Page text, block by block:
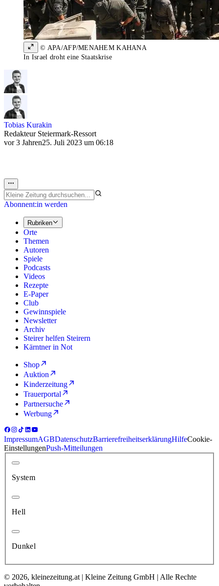
© APA/AFP/MENAHEM KAHANA
In Israel droht eine Staatskrise
Tobias Kurakin
Redakteur Steiermark-Ressort
vor 3 Jahren25. Juli 2023 um 06:18
Abonnent:in werden
Rubriken
Orte
Themen
Autoren
Spiele
Podcasts
Videos
Rezepte
E-Paper
Club
Gewinnspiele
Newsletter
Archiv
Steirer helfen Steirern
Kärntner in Not
Shop
Auktion
Kinderzeitung
Trauerportal
Partnersuche
Werbung
ImpressumAGBDatenschutzBarrierefreiheitserklärungHilfeCookie-
EinstellungenPush-Mitteilungen
System
Hell
Dunkel
© 2026, kleinezeitung.at | Kleine Zeitung GmbH | Alle Rechte